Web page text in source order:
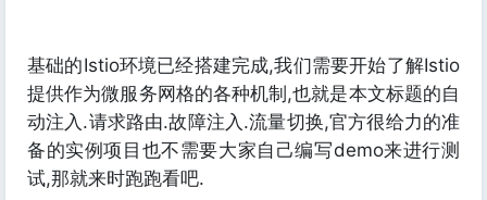
基础的Istio环境已经搭建完成,我们需要开始了解Istio
提供作为微服务网格的各种机制,也就是本文标题的自
动注入.请求路由.故障注入.流量切换,官方很给力的准
备的实例项目也不需要大家自己编写demo来进行测
试,那就来时跑跑看吧.